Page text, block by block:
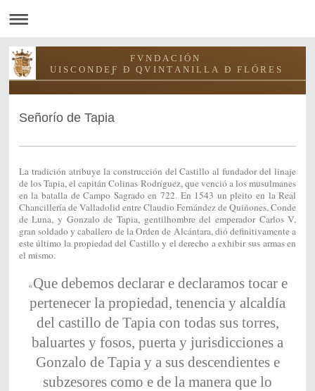
F V N D A C I Ó N
U I S C O N D E Ƒ Ð Q V I N T A N I L L A Ð F L Ó R E S
Señorío de Tapia
La tradición atribuye la construcción del Castillo al fundador del linaje
de los Tapia, el capitán Colinas Rodríguez, que venció a los musulmanes
en la batalla de Campo Sagrado en 722. En 1543 un pleito en la Real
Chancillería de Valladolid entre Claudio Fernández de Quiñones, Conde
de Luna, y Gonzalo de Tapia, gentilhombre del emperador Carlos V,
gran soldado y caballero de la Orden de Alcántara, dió definitivamente a
este último la propiedad del Castillo y el derecho a exhibir sus armas en
el mismo.
«Que debemos declarar e declaramos tocar e
pertenecer la propiedad, tenencia y alcaldía
del castillo de Tapia con todas sus torres,
baluartes y fosos, puerta y jurisdicciones a
Gonzalo de Tapia y a sus descendientes e
subzesores como e de la manera que lo